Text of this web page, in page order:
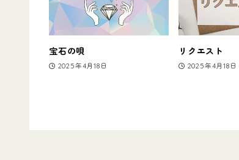
宝石の唄
2025年4月18日
リクエスト
2025年4月18日